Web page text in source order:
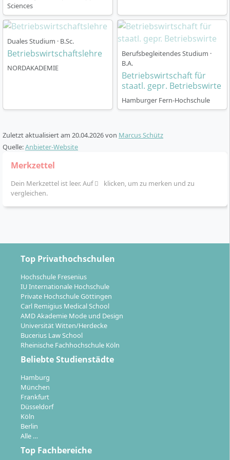
Das Fernstudium Betriebswirtschaft ist auf eine
Regelstudienzeit von 7 Semestern (180 ECTS) in Teilzeit
ausgelegt und speziell darauf konzipiert,
Berufstätigkeit und akademisches Lernen flexibel zu
verbinden. Du absolvierst das Studium nahezu
vollständig online und profitierst von diesen
organisatorischen Maßnahmen:
Digitale Studienmaterialien ermöglichen
Austausch mit Lehrenden und Mitstudierenden
Alternativ kannst Du Präsenzveranstaltungen am
Studienzentrum Regenstauf (Bayern) besuchen
strukturieren den Lernfortschritt
Das Studium startet regulär jeweils zum 1. April und 1.
Oktober. Ein Quereinstieg ist nach individueller
Prüfung ganzjährig möglich. Studienleistungen
können nach individueller Prüfung anerkannt und ggf.
für eine Verkürzung genutzt werden – insbesondere
bei vorhandenen wirtschaftlichen Fortbildungen.
Welche Karriereperspektiven eröffnet der
Bachelor Betriebswirtschaft?
Mit dem Bachelorabschluss in Betriebswirtschaft
qualifizierst Du Dich für eine Vielzahl an Positionen im
mittleren Management und für Fachaufgaben in
Sciences
Duales Studium · B.Sc.
Betriebswirtschaftslehre
NORDAKADEMIE
Berufsbegleitendes Studium ·
B.A.
Betriebswirtschaft für
staatl. gepr. Betriebswirte
Hamburger Fern-Hochschule
Zuletzt aktualisiert am 20.04.2026von Marcus Schütz
Quelle:Anbieter-Website
Merkzettel
Dein Merkzettel ist leer. Auf
klicken, um zu merken und zu
vergleichen.
Top Privathochschulen
Hochschule Fresenius
IU Internationale Hochschule
Private Hochschule Göttingen
Carl Remigius Medical School
AMD Akademie Mode und Design
Universität Witten/Herdecke
Bucerius Law School
Rheinische Fachhochschule Köln
Beliebte Studienstädte
Hamburg
München
Frankfurt
Düsseldorf
Köln
Berlin
Alle …
Top Fachbereiche